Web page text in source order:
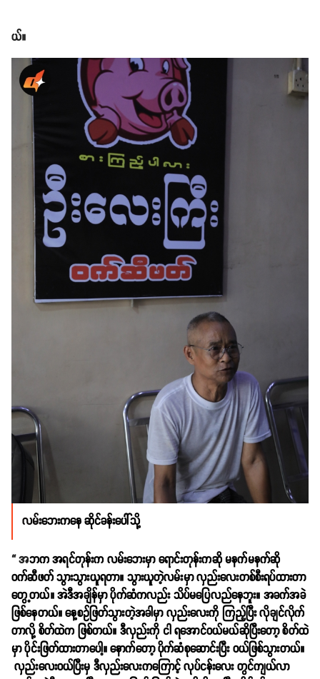
ယ်။
လမ်းဘေးကနေ ဆိုင်ခန်းပေါ်သို့
“ အဘက အရင်တုန်းက လမ်းဘေးမှာ ရောင်းတုန်းကဆို မနက်မနက်ဆို
ဝက်ဆီဖတ် သွားသွားယူရတာ။ သွားယူတဲ့လမ်းမှာ လှည်းလေးတစ်စီးရပ်ထားတာ
တွေ့တယ်။ အဲဒီအချိန်မှာ ပိုက်ဆံကလည်း သိပ်မပြေလည်နေဘူး။ အခက်အခဲ
ဖြစ်နေတယ်။ နေ့စဥ်ဖြတ်သွားတဲ့အခါမှာ လှည်းလေးကို ကြည့်ပြီး လိုချင်လိုက်
တာလို့ စိတ်ထဲက ဖြစ်တယ်။ ဒီလှည်းကို ငါ ရအောင်ဝယ်မယ်ဆိုပြီးတော့ စိတ်ထဲ
မှာ ပိုင်းဖြတ်ထားတာပေါ့။ နောက်တော့ ပိုက်ဆံစုဆောင်းပြီး ဝယ်ဖြစ်သွားတယ်။
လှည်းလေးဝယ်ပြီးမှ ဒီလှည်းလေးကကြောင့် လုပ်ငန်းလေး တွင်ကျယ်လာ